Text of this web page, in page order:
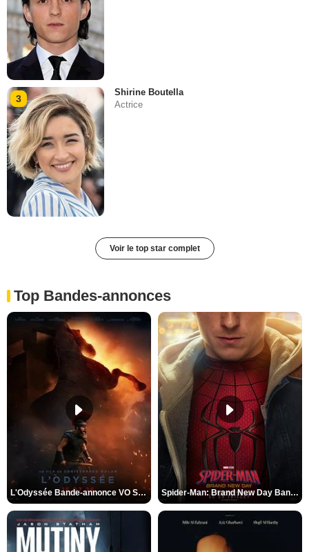
3
Shirine Boutella
Actrice
Voir le top star complet
Top Bandes-annonces
L'Odyssée Bande-annonce VO STFR Spider-Man: Brand New Day Bande-annonce VO STFR